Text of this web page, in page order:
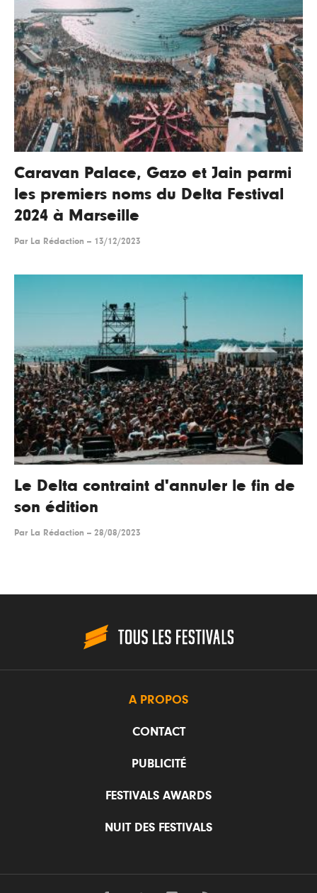
Caravan Palace, Gazo et Jain parmi
les premiers noms du Delta Festival
2024 à Marseille
Par La Rédaction -- 13/12/2023
Le Delta contraint d'annuler le fin de
son édition
Par La Rédaction -- 28/08/2023
A PROPOS
CONTACT
PUBLICITÉ
FESTIVALS AWARDS
NUIT DES FESTIVALS